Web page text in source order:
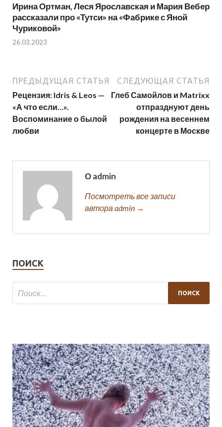
Ирина Ортман, Леся Ярославская и Мария Вебер
рассказали про «Тутси» на «Фабрике с Яной
Чуриковой»
26.03.2023
ПРЕДЫДУЩАЯ СТАТЬЯ
Рецензия: Idris & Leos —
«А что если…».
Воспоминание о былой
любви
СЛЕДУЮЩАЯ СТАТЬЯ
Глеб Самойлов и Matrixx
отпразднуют день
рождения на весеннем
концерте в Москве
О admin
Посмотреть все записи
автора admin →
ПОИСК